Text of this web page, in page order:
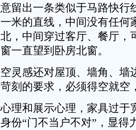
留出一条类似于马路快行
米的直线，中间没有任何
，中间穿过客厅、餐厅，
一直望到卧房北窗。
感还对屋顶、墙角、墙
刻的要求，必须得空就空
和展示心理，家具过于
份“门不当户不对”，显得